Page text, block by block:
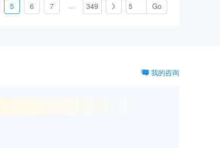
5 6 7 ... 349 
我的咨询